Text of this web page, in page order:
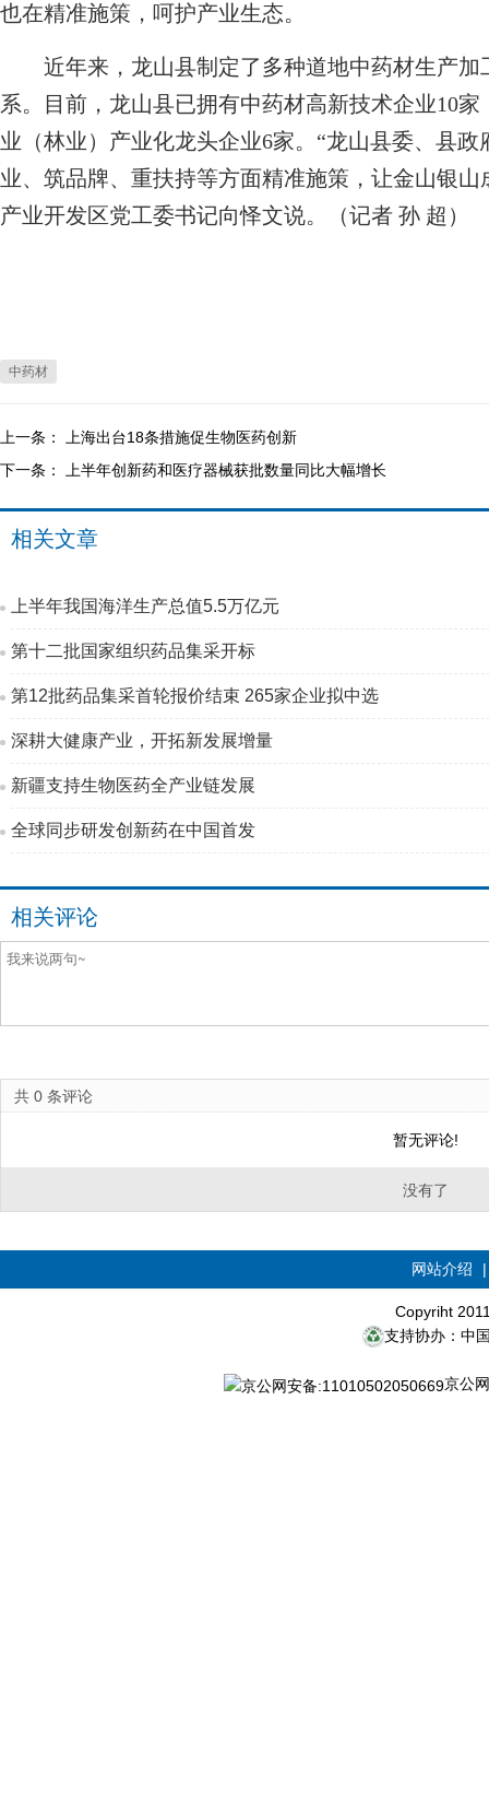
也在精准施策，呵护产业生态。
近年来，龙山县制定了多种道地中药材生产加
系。目前，龙山县已拥有中药材高新技术企业10
业（林业）产业化龙头企业6家。“龙山县委、县
业、筑品牌、重扶持等方面精准施策，让金山银
产业开发区党工委书记向怿文说。（记者 孙 超）
中药材
上一条：
上海出台18条措施促生物医药创新
下一条：
上半年创新药和医疗器械获批数量同比大幅增长
相关文章
上半年我国海洋生产总值5.5万亿元
第十二批国家组织药品集采开标
第12批药品集采首轮报价结束 265家企业拟中选
深耕大健康产业，开拓新发展增量
新疆支持生物医药全产业链发展
全球同步研发创新药在中国首发
相关评论
共 0 条评论
暂无评论!
没有了
网站介绍
Copyriht
支持协办：中
京公